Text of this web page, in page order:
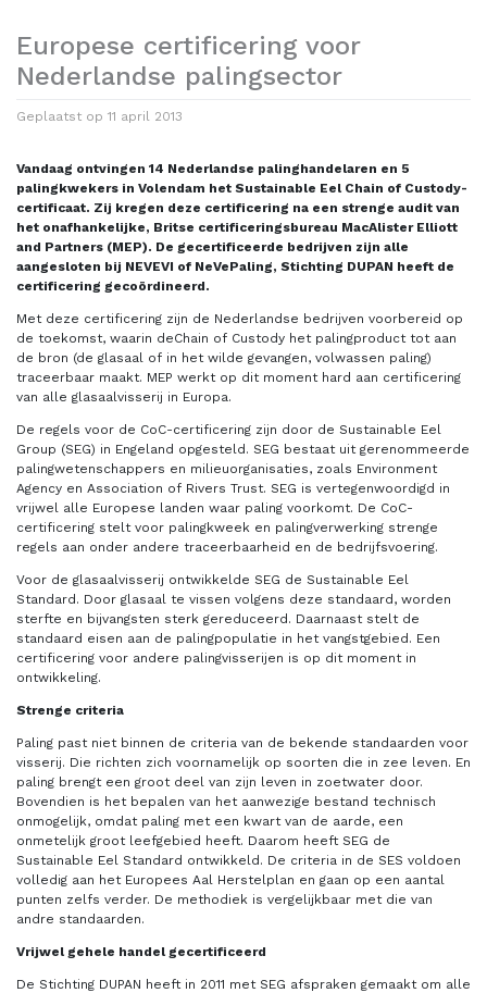
Europese certificering voor
Nederlandse palingsector
Geplaatst op 11 april 2013
Vandaag ontvingen 14 Nederlandse palinghandelaren en 5
palingkwekers in Volendam het Sustainable Eel Chain of Custody-
certificaat. Zij kregen deze certificering na een strenge audit van
het onafhankelijke, Britse certificeringsbureau MacAlister Elliott
and Partners (MEP). De gecertificeerde bedrijven zijn alle
aangesloten bij NEVEVI of NeVePaling, Stichting DUPAN heeft de
certificering gecoördineerd.
Met deze certificering zijn de Nederlandse bedrijven voorbereid op
de toekomst, waarin deChain of Custody het palingproduct tot aan
de bron (de glasaal of in het wilde gevangen, volwassen paling)
traceerbaar maakt. MEP werkt op dit moment hard aan certificering
van alle glasaalvisserij in Europa.
De regels voor de CoC-certificering zijn door de Sustainable Eel
Group (SEG) in Engeland opgesteld. SEG bestaat uit gerenommeerde
palingwetenschappers en milieuorganisaties, zoals Environment
Agency en Association of Rivers Trust. SEG is vertegenwoordigd in
vrijwel alle Europese landen waar paling voorkomt. De CoC-
certificering stelt voor palingkweek en palingverwerking strenge
regels aan onder andere traceerbaarheid en de bedrijfsvoering.
Voor de glasaalvisserij ontwikkelde SEG de Sustainable Eel
Standard. Door glasaal te vissen volgens deze standaard, worden
sterfte en bijvangsten sterk gereduceerd. Daarnaast stelt de
standaard eisen aan de palingpopulatie in het vangstgebied. Een
certificering voor andere palingvisserijen is op dit moment in
ontwikkeling.
Strenge criteria
Paling past niet binnen de criteria van de bekende standaarden voor
visserij. Die richten zich voornamelijk op soorten die in zee leven. En
paling brengt een groot deel van zijn leven in zoetwater door.
Bovendien is het bepalen van het aanwezige bestand technisch
onmogelijk, omdat paling met een kwart van de aarde, een
onmetelijk groot leefgebied heeft. Daarom heeft SEG de
Sustainable Eel Standard ontwikkeld. De criteria in de SES voldoen
volledig aan het Europees Aal Herstelplan en gaan op een aantal
punten zelfs verder. De methodiek is vergelijkbaar met die van
andre standaarden.
Vrijwel gehele handel gecertificeerd
De Stichting DUPAN heeft in 2011 met SEG afspraken gemaakt om alle